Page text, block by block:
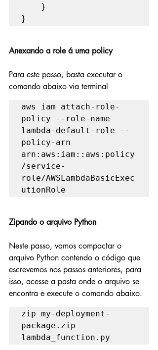
}
Anexando a role á uma policy
Para este passo, basta executar o
comando abaixo via terminal
aws iam attach-role-
policy --role-name
lambda-default-role --
policy-arn
arn:aws:iam::aws:policy
/service-
role/AWSLambdaBasicExec
utionRole
Zipando o arquivo Python
Neste passo, vamos compactar o
arquivo Python contendo o código que
escrevemos nos passos anteriores, para
isso, acesse a pasta onde o arquivo se
encontra e execute o comando abaixo.
zip my-deployment-
package.zip
lambda_function.py